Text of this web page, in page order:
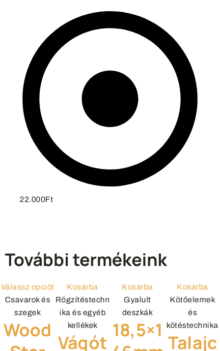
22.000Ft
További termékeink
Válassz opciót
Csavarok és
szegek
Wood
Kosárba
Rögzítéstechn
ika és egyéb
kellékek
Vágót
Kosárba
Gyalult
deszkák
18,5×1
Kosárba
Kötőelemek
és
kötéstechnika
Talajc